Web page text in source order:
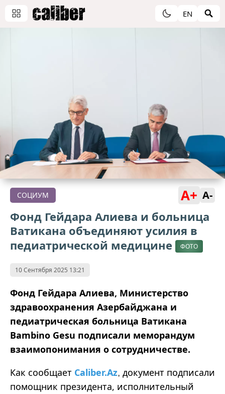
EN
СОЦИУМ A+ A-
Фонд Гейдара Алиева и больница
Ватикана объединяют усилия в
педиатрической медицине
ФОТО
10 Сентября 2025 13:21
Фонд Гейдара Алиева, Министерство
здравоохранения Азербайджана и
педиатрическая больница Ватикана
Bambino Gesu подписали меморандум
взаимопонимания о сотрудничестве.
Как сообщает Caliber.Az, документ подписали
помощник президента, исполнительный